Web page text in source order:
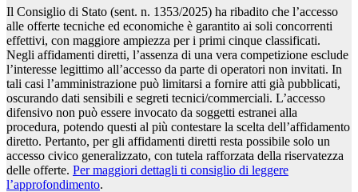
Il Consiglio di Stato (sent. n. 1353/2025) ha ribadito che l’accesso
alle offerte tecniche ed economiche è garantito ai soli concorrenti
effettivi, con maggiore ampiezza per i primi cinque classificati.
Negli affidamenti diretti, l’assenza di una vera competizione esclude
l’interesse legittimo all’accesso da parte di operatori non invitati. In
tali casi l’amministrazione può limitarsi a fornire atti già pubblicati,
oscurando dati sensibili e segreti tecnici/commerciali. L’accesso
difensivo non può essere invocato da soggetti estranei alla
procedura, potendo questi al più contestare la scelta dell’affidamento
diretto. Pertanto, per gli affidamenti diretti resta possibile solo un
accesso civico generalizzato, con tutela rafforzata della riservatezza
delle offerte. Per maggiori dettagli ti consiglio di leggere
l’approfondimento.